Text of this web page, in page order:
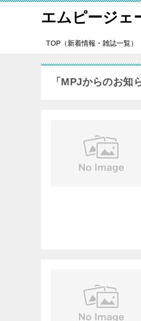
エムピージェ
TOP（新着情報・雑誌一覧）
「MPJからのお知